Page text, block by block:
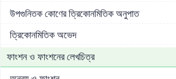
উপগুনিতক কোণের ত্রিকোনমিতিক অনুপাত
ত্রিকোনমিতিক অভেদ
ফাংশন ও ফাংশনের লেখচিত্র